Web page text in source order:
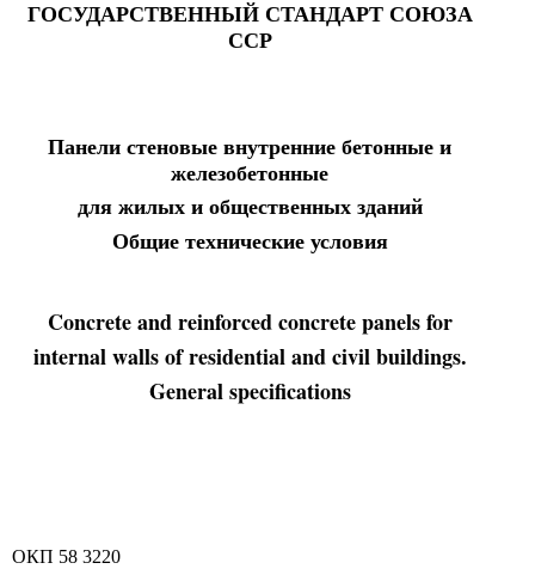
ГОСУДАРСТВЕННЫЙ СТАНДАРТ СОЮЗА
ССР
Панели стеновые внутренние бетонные и
железобетонные
для жилых и общественных зданий
Общие технические условия
Concrete and reinforced concrete panels for
internal walls of residential and civil buildings.
General specifications
ОКП 58 3220